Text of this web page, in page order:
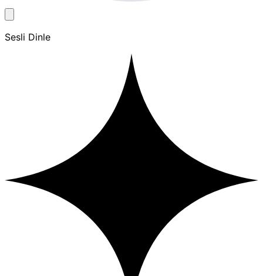
Sesli Dinle